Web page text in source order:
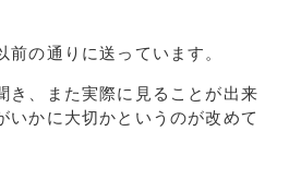
の通りに送っています。
き、また実際に見ることが出来
いかに大切かというのが改めて